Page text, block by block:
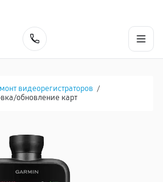
видеорегистраторов /
обновление карт